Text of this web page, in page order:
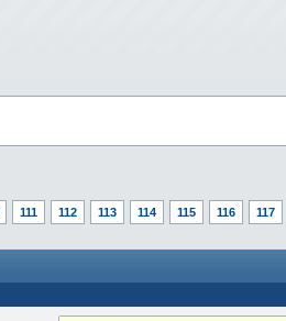
111 112 113 114 115 116 117